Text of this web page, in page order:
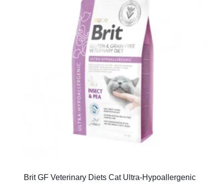
Brit GF Veterinary Diets Cat Ultra-Hypoallergenic